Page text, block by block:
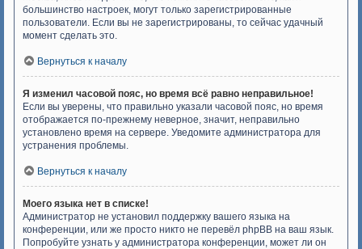
большинство настроек, могут только зарегистрированные
пользователи. Если вы не зарегистрированы, то сейчас удачный
момент сделать это.
Вернуться к началу
Я изменил часовой пояс, но время всё равно неправильное!
Если вы уверены, что правильно указали часовой пояс, но время
отображается по-прежнему неверное, значит, неправильно
установлено время на сервере. Уведомите администратора для
устранения проблемы.
Вернуться к началу
Моего языка нет в списке!
Администратор не установил поддержку вашего языка на
конференции, или же просто никто не перевёл phpBB на ваш язык.
Попробуйте узнать у администратора конференции, может ли он